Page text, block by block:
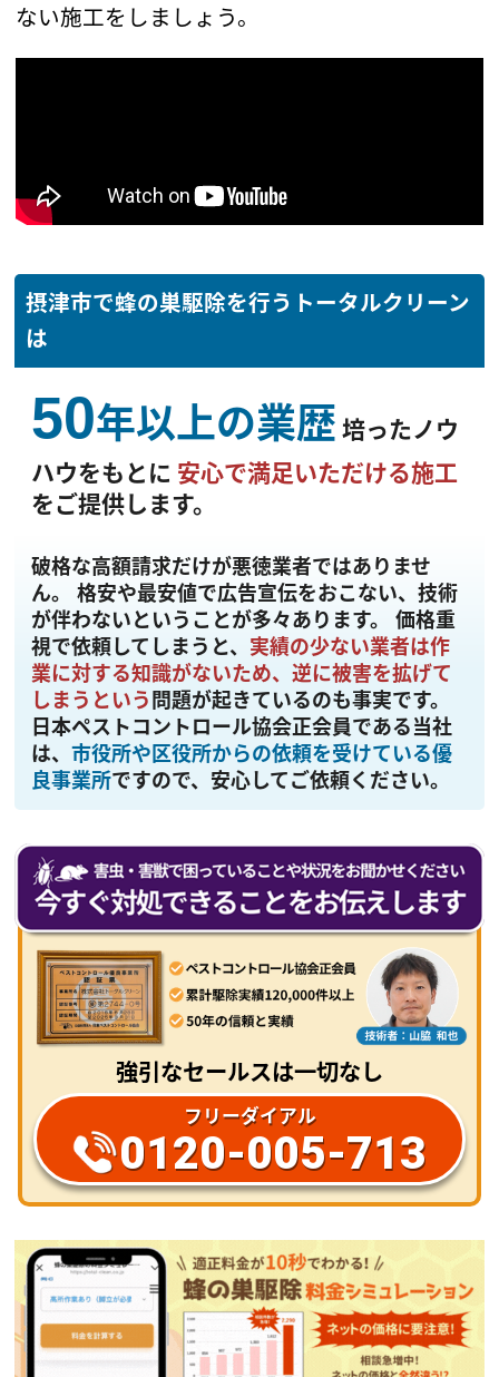
ない施工をしましょう。
摂津市で蜂の巣駆除を行うトータルクリーン
は
50年以上の業歴 培ったノウ
ハウをもとに 安心で満足いただける施工
をご提供します。
破格な高額請求だけが悪徳業者ではありませ
ん。
格安や最安値で広告宣伝をおこない、技術
が伴わないということが多々あります。 価格重
視で依頼してしまうと、 実績の少ない業者は作
業に対する知識がないため、逆に被害を拡げて
しまうという問題が起きているのも事実です。
日本ペストコントロール協会正会員である当社
は、市役所や区役所からの依頼を受けている優
良事業所ですので、安心してご依頼ください。
強引なセールスは一切なし
フリーダイアル
0120-005-713